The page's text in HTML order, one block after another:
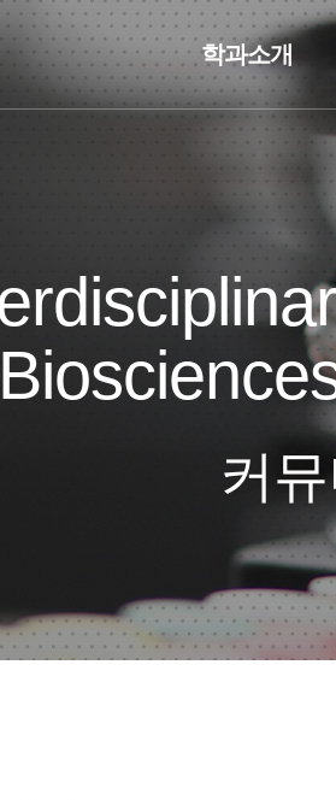
학과소개
커